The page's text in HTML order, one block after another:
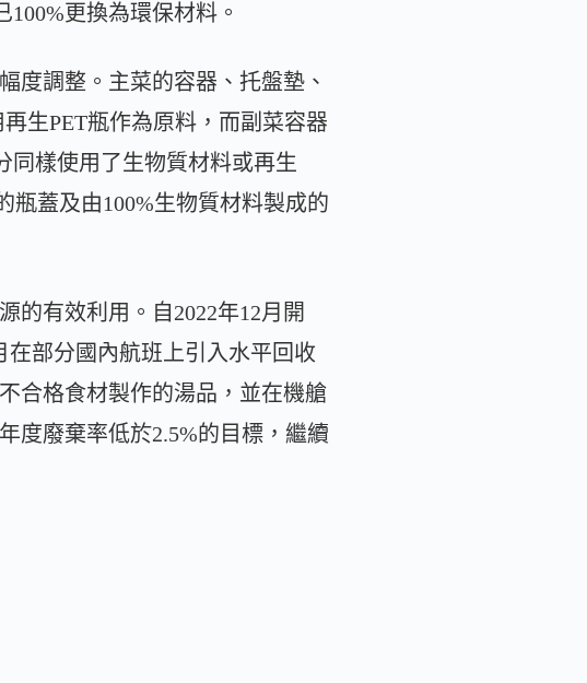
更換為環保材料。
度調整。主菜的容器、托盤墊、
生PET瓶作為原料，而副菜容器
同樣使用了生物質材料或再生
瓶蓋及由100%生物質材料製成的
的有效利用。自2022年12月開
部分國內航班上引入水平回收
合格食材製作的湯品，並在機艙
度廢棄率低於2.5%的目標，繼續